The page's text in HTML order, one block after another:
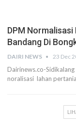
DPM
Bandang Di
DAIRI NEWS 23 Dec
Dairinews.co-
noralisasi lahan